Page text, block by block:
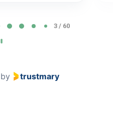
3 / 60
by trustmary